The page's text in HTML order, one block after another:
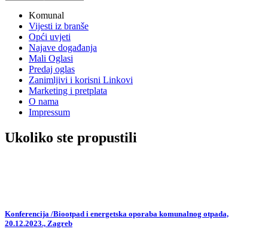
Komunal
Vijesti iz branše
Opći uvjeti
Najave događanja
Mali Oglasi
Predaj oglas
Zanimljivi i korisni Linkovi
Marketing i pretplata
O nama
Impressum
Ukoliko ste propustili
Konferencija /Biootpad i energetska oporaba komunalnog otpada,
20.12.2023., Zagreb